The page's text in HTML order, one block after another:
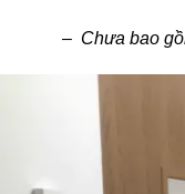
– Chưa bao gồm